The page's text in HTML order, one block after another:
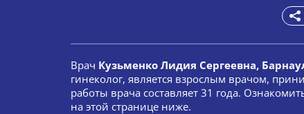
Врач Кузьменко Лидия Сергеевна,
гинеколог, является взрослым врачом,
работы врача составляет 31 года.
на этой странице ниже.